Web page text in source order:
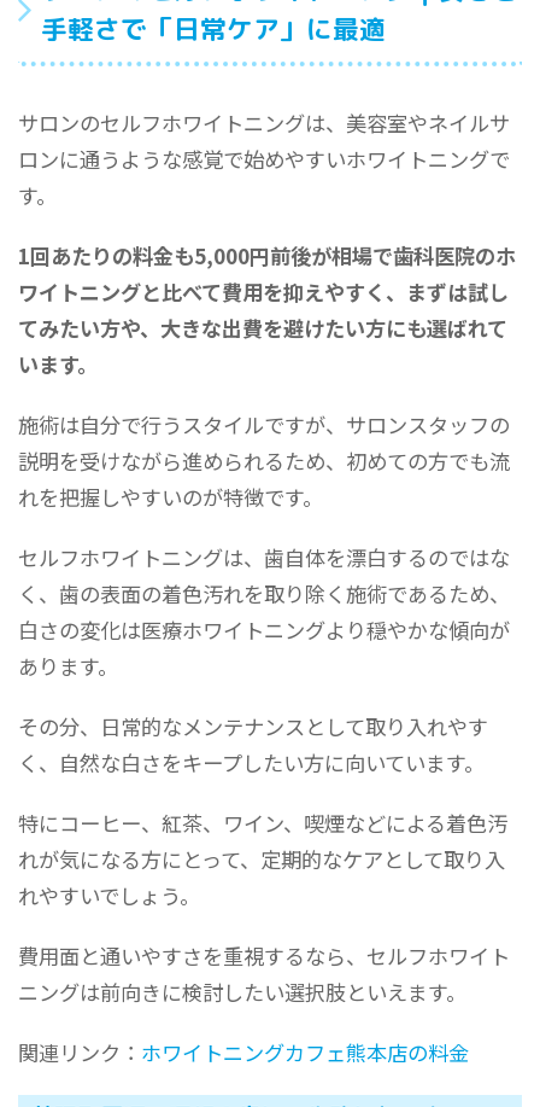
手軽さで「日常ケア」に最適
サロンのセルフホワイトニングは、美容室やネイルサ
ロンに通うような感覚で始めやすいホワイトニングで
す。
1回あたりの料金も5,000円前後が相場で歯科医院のホ
ワイトニングと比べて費用を抑えやすく、まずは試し
てみたい方や、大きな出費を避けたい方にも選ばれて
います。
施術は自分で行うスタイルですが、サロンスタッフの
説明を受けながら進められるため、初めての方でも流
れを把握しやすいのが特徴です。
セルフホワイトニングは、歯自体を漂白するのではな
く、歯の表面の着色汚れを取り除く施術であるため、
白さの変化は医療ホワイトニングより穏やかな傾向が
あります。
その分、日常的なメンテナンスとして取り入れやす
く、自然な白さをキープしたい方に向いています。
特にコーヒー、紅茶、ワイン、喫煙などによる着色汚
れが気になる方にとって、定期的なケアとして取り入
れやすいでしょう。
費用面と通いやすさを重視するなら、セルフホワイト
ニングは前向きに検討したい選択肢といえます。
関連リンク： ホワイトニングカフェ熊本店の料金